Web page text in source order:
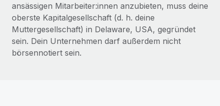
ansässigen Mitarbeiter:innen anzubieten, muss deine
oberste Kapitalgesellschaft (d. h. deine
Muttergesellschaft) in Delaware, USA, gegründet
sein. Dein Unternehmen darf außerdem nicht
börsennotiert sein.